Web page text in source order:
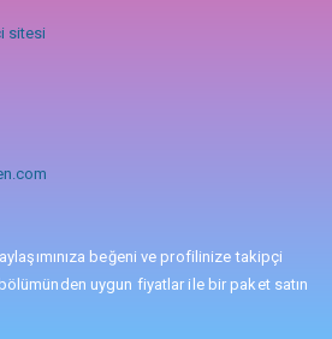
sitesi
beğeni ve profilinize takipçi
uygun fiyatlar ile bir paket satın